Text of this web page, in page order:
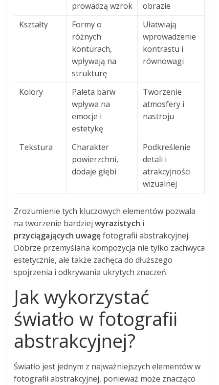
prowadzą wzrok
obrazie
Kształty
Formy o
różnych
konturach,
wpływają na
strukturę
Ułatwiają
wprowadzenie
kontrastu i
równowagi
Kolory
Paleta barw
wpływa na
emocje i
estetykę
Tworzenie
atmosfery i
nastroju
Tekstura
Charakter
powierzchni,
dodaje głębi
Podkreślenie
detali i
atrakcyjności
wizualnej
Zrozumienie tych kluczowych elementów pozwala
na tworzenie bardziejwyrazistych i
przyciągających uwagęfotografii abstrakcyjnej.
Dobrze przemyślana kompozycja nie tylko zachwyca
estetycznie, ale także zachęca do dłuższego
spojrzenia i odkrywania ukrytych znaczeń.
Jak wykorzystać
światło w fotografii
abstrakcyjnej?
Światło jest jednym z najważniejszych elementów w
fotografii abstrakcyjnej, ponieważ może znacząco